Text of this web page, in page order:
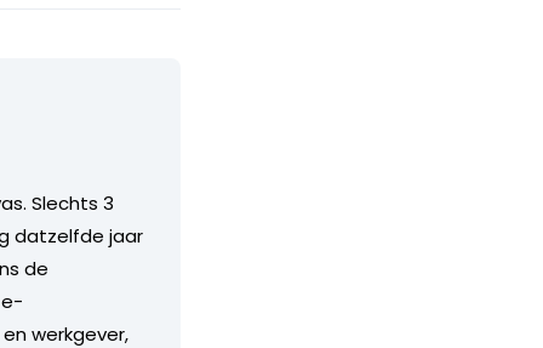
Slechts 3
datzelfde jaar
de
werkgever,